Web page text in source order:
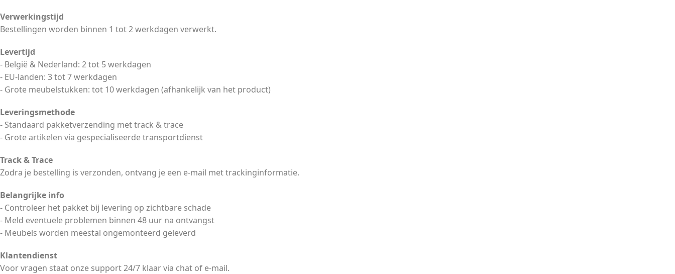
Verwerkingstijd
Bestellingen worden binnen 1 tot 2 werkdagen verwerkt.
Levertijd
- België & Nederland: 2 tot 5 werkdagen
- EU-landen: 3 tot 7 werkdagen
- Grote meubelstukken: tot 10 werkdagen (afhankelijk van het product)
Leveringsmethode
- Standaard pakketverzending met track & trace
- Grote artikelen via gespecialiseerde transportdienst
Track & Trace
Zodra je bestelling is verzonden, ontvang je een e-mail met trackinginformatie.
Belangrijke info
- Controleer het pakket bij levering op zichtbare schade
- Meld eventuele problemen binnen 48 uur na ontvangst
- Meubels worden meestal ongemonteerd geleverd
Klantendienst
Voor vragen staat onze support 24/7 klaar via chat of e-mail.